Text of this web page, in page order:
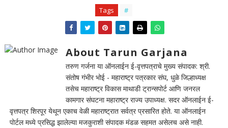
Tags #
About Tarun Garjana
तरुण गर्जना या ऑनलाईन ई-वृत्तपत्राचे मुख्य संपादक: श्री.
संतोष गंभीर भोई - महाराष्ट्र पत्रकार संघ, धुळे जिल्हाध्यक्ष
तसेच महाराष्ट्र विकास माथाडी ट्रान्सपोर्ट आणि जनरल
कामगार संघटना महाराष्ट्र राज्य उपाध्यक्ष. सदर ऑनलाईन ई-
वृत्तपत्र शिरपूर येथून एकाच वेळी महाराष्ट्रात सर्वत्र प्रसारित होते. या ऑनलाईन
पोर्टल मध्ये प्रसिद्ध झालेल्या मजकुराशी संपादक मंडळ सहमत असेलच असे नाही.